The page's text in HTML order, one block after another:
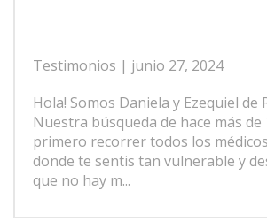
Testimonios | junio 27, 2024
Hola! Somos Daniela y Ezequiel de
Nuestra búsqueda de hace más de
primero recorrer todos los
donde te sentis tan vulnerable y
que no hay m...